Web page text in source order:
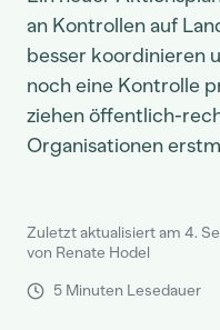
an Kontrollen auf
besser koordinieren
noch eine Kontrolle
ziehen öffentlich-
Organisationen
Zuletzt aktualisiert am 4.
von Renate Hodel
5 Minuten Lesedauer